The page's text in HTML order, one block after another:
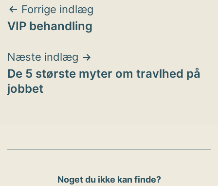
Indlægsnavigation
Forrige indlæg
VIP behandling
Næste indlæg
De 5 største myter om travlhed på
jobbet
Noget du ikke kan finde?